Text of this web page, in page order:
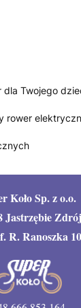
Twojego
rower
Koło Sp. z o.o.
Jastrzębie
R. Ranoszka